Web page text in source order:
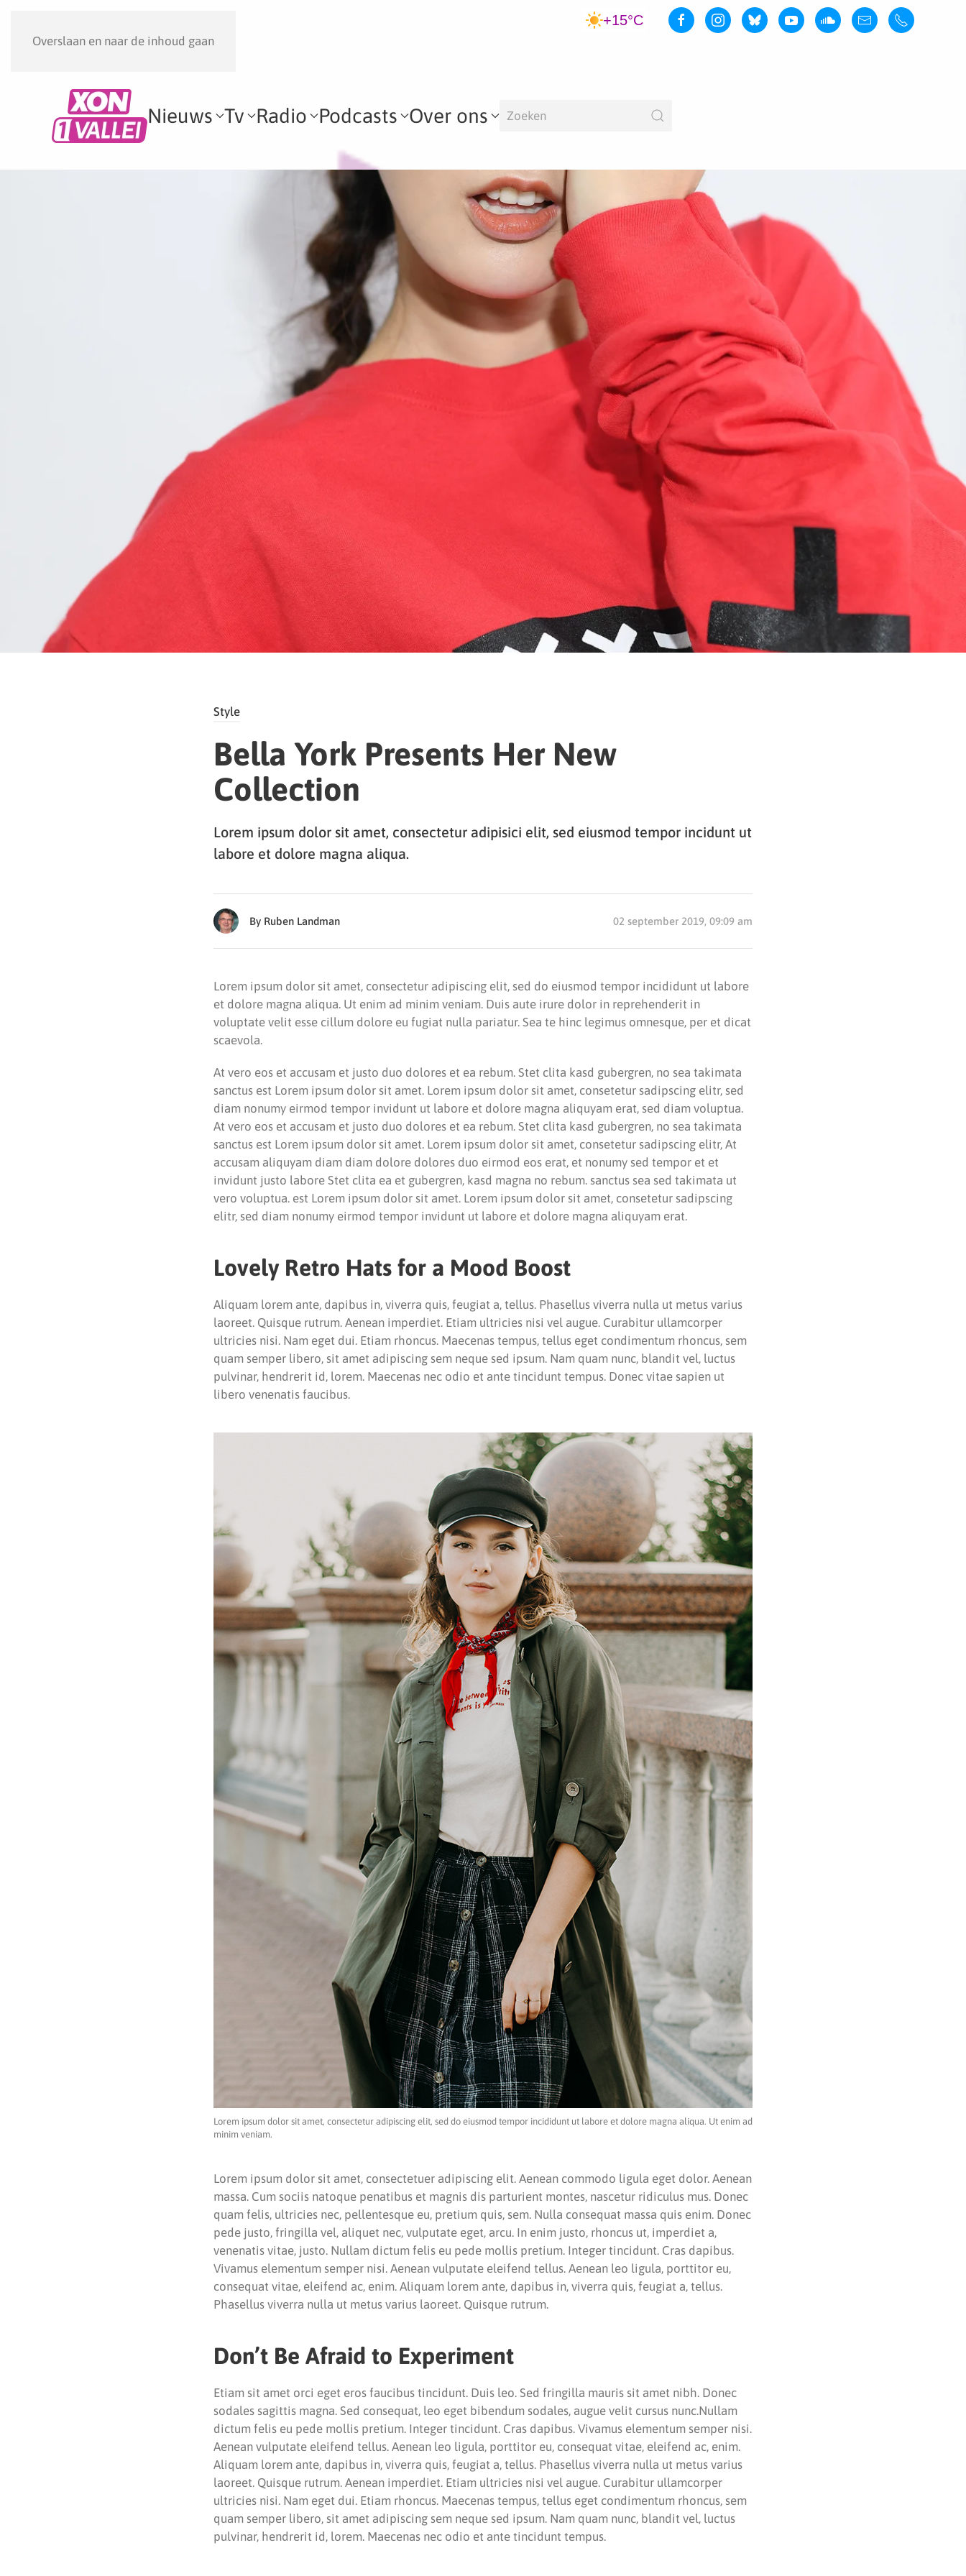
Overslaan en naar de inhoud gaan
+15°C
Nieuws Tv Radio Podcasts Over ons
Style
Bella York Presents Her New
Collection
Lorem ipsum dolor sit amet, consectetur adipisici elit, sed eiusmod tempor incidunt ut
labore et dolore magna aliqua.
By Ruben Landman 02 september 2019, 09:09 am
Lorem ipsum dolor sit amet, consectetur adipiscing elit, sed do eiusmod tempor incididunt ut labore
et dolore magna aliqua. Ut enim ad minim veniam. Duis aute irure dolor in reprehenderit in
voluptate velit esse cillum dolore eu fugiat nulla pariatur. Sea te hinc legimus omnesque, per et dicat
scaevola.
At vero eos et accusam et justo duo dolores et ea rebum. Stet clita kasd gubergren, no sea takimata
sanctus est Lorem ipsum dolor sit amet. Lorem ipsum dolor sit amet, consetetur sadipscing elitr, sed
diam nonumy eirmod tempor invidunt ut labore et dolore magna aliquyam erat, sed diam voluptua.
At vero eos et accusam et justo duo dolores et ea rebum. Stet clita kasd gubergren, no sea takimata
sanctus est Lorem ipsum dolor sit amet. Lorem ipsum dolor sit amet, consetetur sadipscing elitr, At
accusam aliquyam diam diam dolore dolores duo eirmod eos erat, et nonumy sed tempor et et
invidunt justo labore Stet clita ea et gubergren, kasd magna no rebum. sanctus sea sed takimata ut
vero voluptua. est Lorem ipsum dolor sit amet. Lorem ipsum dolor sit amet, consetetur sadipscing
elitr, sed diam nonumy eirmod tempor invidunt ut labore et dolore magna aliquyam erat.
Lovely Retro Hats for a Mood Boost
Aliquam lorem ante, dapibus in, viverra quis, feugiat a, tellus. Phasellus viverra nulla ut metus varius
laoreet. Quisque rutrum. Aenean imperdiet. Etiam ultricies nisi vel augue. Curabitur ullamcorper
ultricies nisi. Nam eget dui. Etiam rhoncus. Maecenas tempus, tellus eget condimentum rhoncus, sem
quam semper libero, sit amet adipiscing sem neque sed ipsum. Nam quam nunc, blandit vel, luctus
pulvinar, hendrerit id, lorem. Maecenas nec odio et ante tincidunt tempus. Donec vitae sapien ut
libero venenatis faucibus.
Lorem ipsum dolor sit amet, consectetur adipiscing elit, sed do eiusmod tempor incididunt ut labore et dolore magna aliqua. Ut enim ad
minim veniam.
Lorem ipsum dolor sit amet, consectetuer adipiscing elit. Aenean commodo ligula eget dolor. Aenean
massa. Cum sociis natoque penatibus et magnis dis parturient montes, nascetur ridiculus mus. Donec
quam felis, ultricies nec, pellentesque eu, pretium quis, sem. Nulla consequat massa quis enim. Donec
pede justo, fringilla vel, aliquet nec, vulputate eget, arcu. In enim justo, rhoncus ut, imperdiet a,
venenatis vitae, justo. Nullam dictum felis eu pede mollis pretium. Integer tincidunt. Cras dapibus.
Vivamus elementum semper nisi. Aenean vulputate eleifend tellus. Aenean leo ligula, porttitor eu,
consequat vitae, eleifend ac, enim. Aliquam lorem ante, dapibus in, viverra quis, feugiat a, tellus.
Phasellus viverra nulla ut metus varius laoreet. Quisque rutrum.
Don’t Be Afraid to Experiment
Etiam sit amet orci eget eros faucibus tincidunt. Duis leo. Sed fringilla mauris sit amet nibh. Donec
sodales sagittis magna. Sed consequat, leo eget bibendum sodales, augue velit cursus nunc.Nullam
dictum felis eu pede mollis pretium. Integer tincidunt. Cras dapibus. Vivamus elementum semper nisi.
Aenean vulputate eleifend tellus. Aenean leo ligula, porttitor eu, consequat vitae, eleifend ac, enim.
Aliquam lorem ante, dapibus in, viverra quis, feugiat a, tellus. Phasellus viverra nulla ut metus varius
laoreet. Quisque rutrum. Aenean imperdiet. Etiam ultricies nisi vel augue. Curabitur ullamcorper
ultricies nisi. Nam eget dui. Etiam rhoncus. Maecenas tempus, tellus eget condimentum rhoncus, sem
quam semper libero, sit amet adipiscing sem neque sed ipsum. Nam quam nunc, blandit vel, luctus
pulvinar, hendrerit id, lorem. Maecenas nec odio et ante tincidunt tempus.